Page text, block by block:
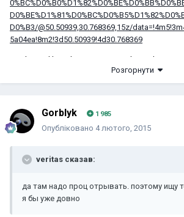
D0%B3/@50.50939,30.768369,15z/
5a04ea!8m2!3d50.50939!4d30.768369
Marihuana libre, droga sexo y mucho rock!
Розгорнути
Gorblyk 1 985
Опубліковано 4 лютого, 2015
veritas сказав:
да там надо проц отрывать. поэтому ищу
я бы уже довно